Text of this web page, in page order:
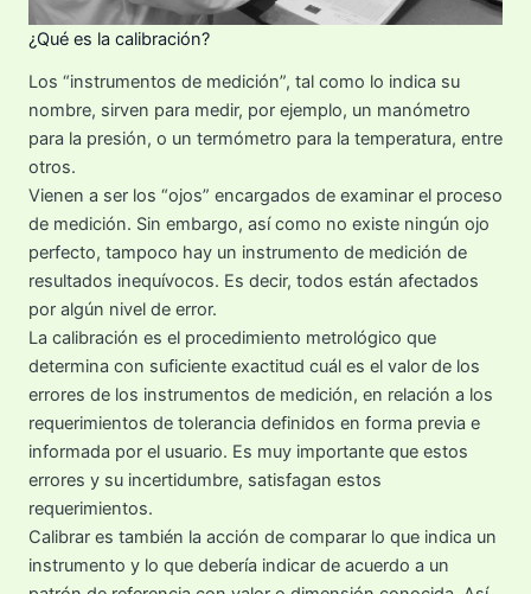
¿Qué es la calibración?
Los “instrumentos de medición”, tal como lo indica su
nombre, sirven para medir, por ejemplo, un manómetro
para la presión, o un termómetro para la temperatura, entre
otros.
Vienen a ser los “ojos” encargados de examinar el proceso
de medición. Sin embargo, así como no existe ningún ojo
perfecto, tampoco hay un instrumento de medición de
resultados inequívocos. Es decir, todos están afectados
por algún nivel de error.
La calibración es el procedimiento metrológico que
determina con suficiente exactitud cuál es el valor de los
errores de los instrumentos de medición, en relación a los
requerimientos de tolerancia definidos en forma previa e
informada por el usuario. Es muy importante que estos
errores y su incertidumbre, satisfagan estos
requerimientos.
Calibrar es también la acción de comparar lo que indica un
instrumento y lo que debería indicar de acuerdo a un